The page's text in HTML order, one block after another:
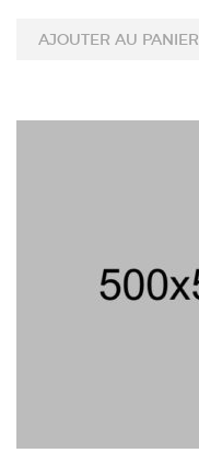
AJOUTER AU PANIER